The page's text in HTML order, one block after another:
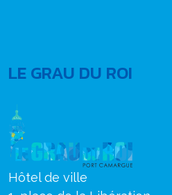
LE GRAU DU ROI
Hôtel de ville